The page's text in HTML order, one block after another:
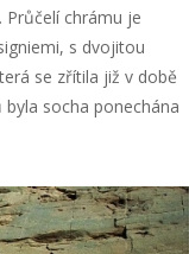
chrámu je
s dvojitou
se zřítila již v době
socha ponechána